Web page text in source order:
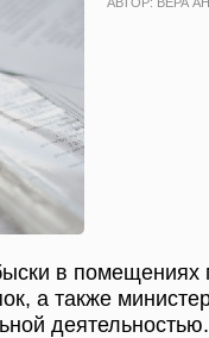
в помещениях
а также
деятельностью.